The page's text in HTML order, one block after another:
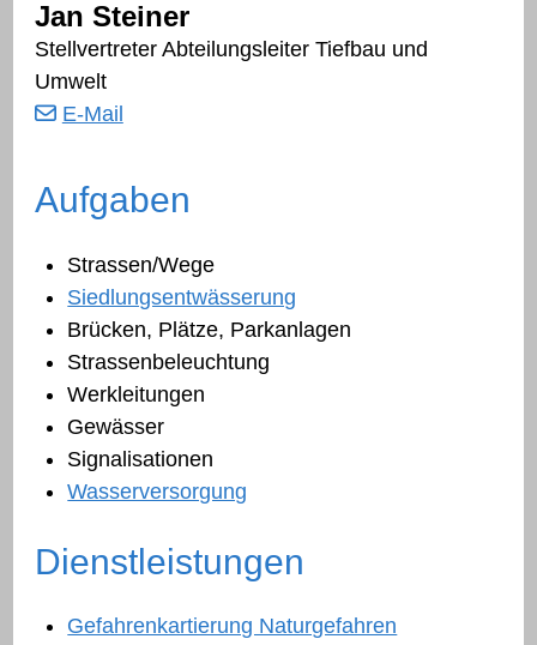
Jan Steiner
Funktion
Stellvertreter Abteilungsleiter Tiefbau und
Umwelt
E-Mail
Beschreibung Tiefbau- und
Aufgaben
Strassen/Wege
Siedlungsentwässerung
Brücken, Plätze, Parkanlagen
Strassenbeleuchtung
Werkleitungen
Gewässer
Signalisationen
Wasserversorgung
Dienstleistungen
Gefahrenkartierung Naturgefahren